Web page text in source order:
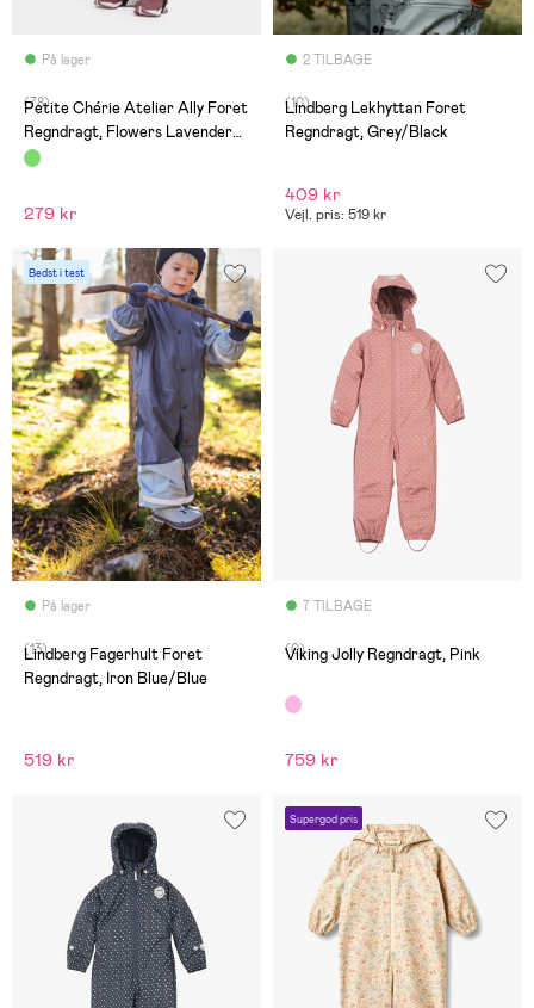
På lager
(78)
Petite Chérie Atelier Ally Foret
Regndragt, Flowers Lavender
Gray
279 kr
2 TILBAGE
(10)
Lindberg Lekhyttan Foret
Regndragt, Grey/Black
409 kr
Vejl. pris: 519 kr
Bedst i test
På lager
(13)
Lindberg Fagerhult Foret
Regndragt, Iron Blue/Blue
519 kr
7 TILBAGE
(0)
Viking Jolly Regndragt, Pink
759 kr
Supergod pris